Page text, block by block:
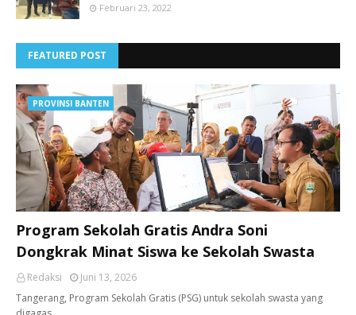
Februari 23, 2022
FEATURED POST
PROVINSI BANTEN
Program Sekolah Gratis Andra Soni
Dongkrak Minat Siswa ke Sekolah Swasta
Redaksi
Juni 13, 2026
Tangerang, ​Program Sekolah Gratis (PSG) untuk sekolah swasta yang